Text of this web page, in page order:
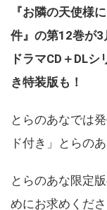
『お隣の天使様
件』の第12巻が3
ドラマCD＋DL
き特装版も！
とらのあなでは
ド付き」とらの
とらのあな限定
めにお求めくださ